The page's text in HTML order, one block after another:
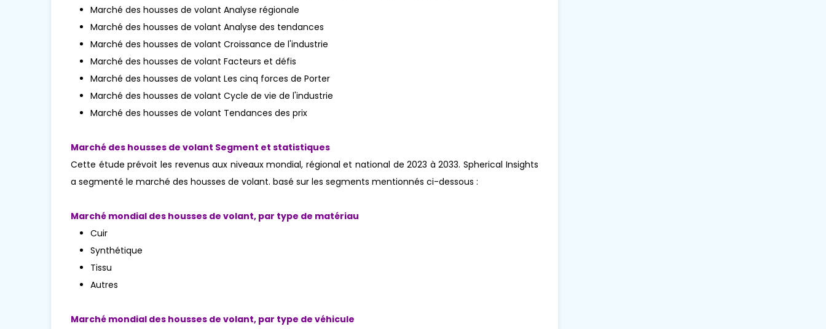
Marché des housses de volant Analyse régionale
Marché des housses de volant Analyse des tendances
Marché des housses de volant Croissance de l'industrie
Marché des housses de volant Facteurs et défis
Marché des housses de volant Les cinq forces de Porter
Marché des housses de volant Cycle de vie de l'industrie
Marché des housses de volant Tendances des prix
Marché des housses de volant Segment et statistiques
Cette étude prévoit les revenus aux niveaux mondial, régional et national de 2023 à 2033. Spherical Insights
a segmenté le marché des housses de volant. basé sur les segments mentionnés ci-dessous :
Marché mondial des housses de volant, par type de matériau
Cuir
Synthétique
Tissu
Autres
Marché mondial des housses de volant, par type de véhicule